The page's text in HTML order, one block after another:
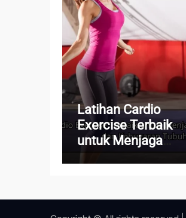
Latihan Cardio
Exercise Terbaik
untuk Menjaga
Kesehatan Jantung